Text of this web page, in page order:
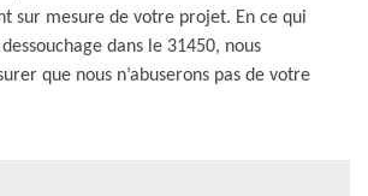
sur mesure de votre projet. En ce qui
dans le 31450, nous
que nous n’abuserons pas de votre